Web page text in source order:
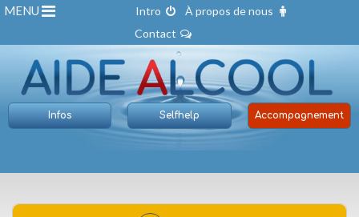
MENU Intro
À propos de nous
Contact
Infos Selfhelp Accompagnement